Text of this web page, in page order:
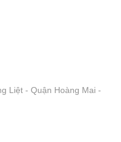
Liệt - Quận Hoàng Mai -